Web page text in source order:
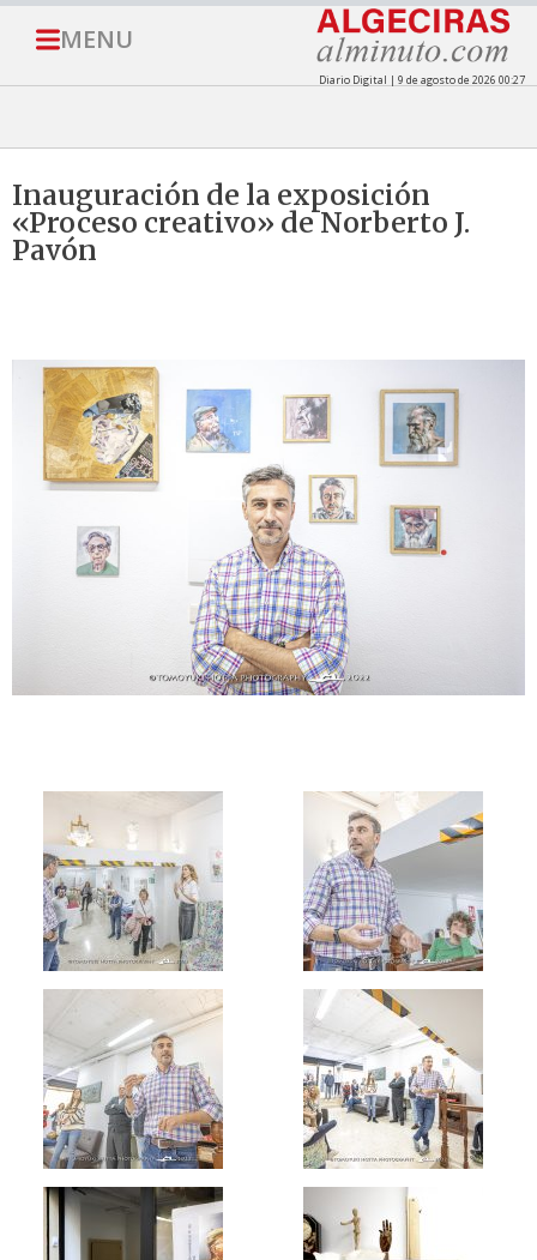
MENU
Diario Digital | 9 de agosto de 2026 00:27
Inauguración de la exposición
«Proceso creativo» de Norberto J.
Pavón